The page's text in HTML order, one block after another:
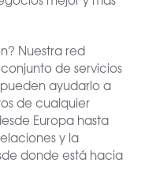
Nuestra red
de servicios
ayudarlo a
de cualquier
Europa hasta
y la
donde está hacia